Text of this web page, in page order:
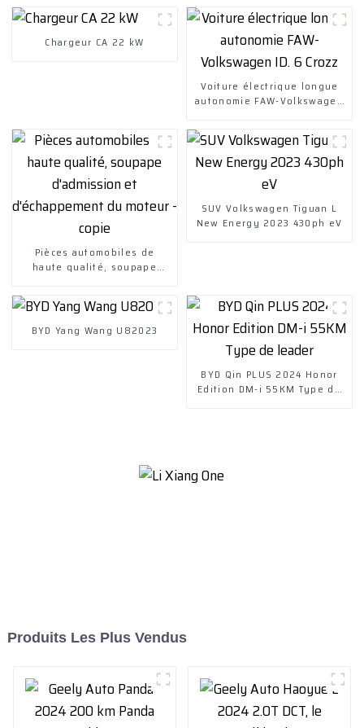
Chargeur CA 22 kW
Voiture électrique longue
autonomie FAW-Volkswagen
Pièces automobiles de
haute qualité, soupape
d'échappement du moteur -
copie
SUV Volkswagen Tiguan L
New Energy 2023 430ph eV
BYD Yang Wang U82023
BYD Qin PLUS 2024 Honor
Edition DM-i 55KM Type de
Produits Les Plus Vendus